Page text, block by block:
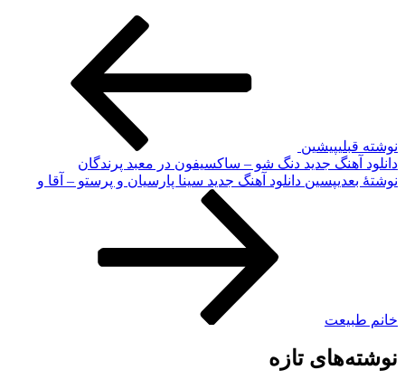
نوشته قبلیپیشین
دانلود آهنگ جدید دنگ شو – ساکسیفون در معبد پرندگان
نوشته‌ٔ بعدیپسین دانلود آهنگ جدید سینا پارسیان و پرستو – آقا و
خانم طبیعت
نوشته‌های تازه